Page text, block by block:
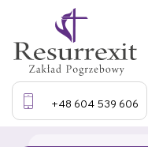
+48 604 539 606